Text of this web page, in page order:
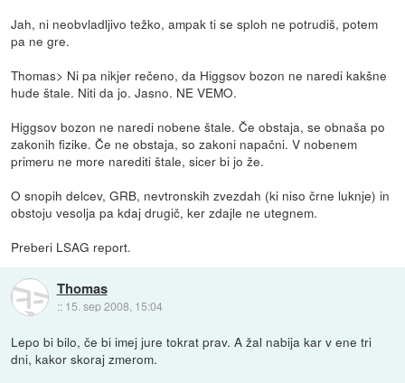
Jah, ni neobvladljivo težko, ampak ti se sploh ne potrudiš, potem
pa ne gre.
Thomas> Ni pa nikjer rečeno, da Higgsov bozon ne naredi kakšne
hude štale. Niti da jo. Jasno. NE VEMO.
Higgsov bozon ne naredi nobene štale. Če obstaja, se obnaša po
zakonih fizike. Če ne obstaja, so zakoni napačni. V nobenem
primeru ne more narediti štale, sicer bi jo že.
O snopih delcev, GRB, nevtronskih zvezdah (ki niso črne luknje) in
obstoju vesolja pa kdaj drugič, ker zdajle ne utegnem.
Preberi LSAG report.
Thomas
:: 15. sep 2008, 15:04
Lepo bi bilo, če bi imej jure tokrat prav. A žal nabija kar v ene tri
dni, kakor skoraj zmerom.